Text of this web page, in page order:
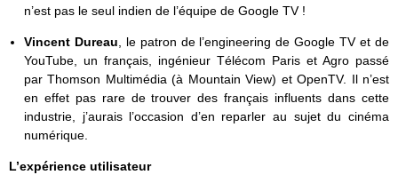
n’est pas le seul indien de l’équipe de Google TV !
Vincent Dureau , le patron de l’engineering de Google TV et de
YouTube, un français, ingénieur Télécom Paris et Agro passé
par Thomson Multimédia (à Mountain View) et OpenTV. Il n’est
en effet pas rare de trouver des français influents dans cette
industrie, j’aurais l’occasion d’en reparler au sujet du cinéma
numérique.
L’expérience utilisateur